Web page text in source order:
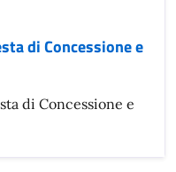
di Concessione e
di Concessione e